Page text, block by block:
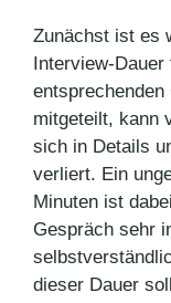
Zunächst ist es
Interview-
mitgeteilt, kann
sich in Details
verliert. Ein
Minuten ist
Gespräch sehr
dieser Dauer